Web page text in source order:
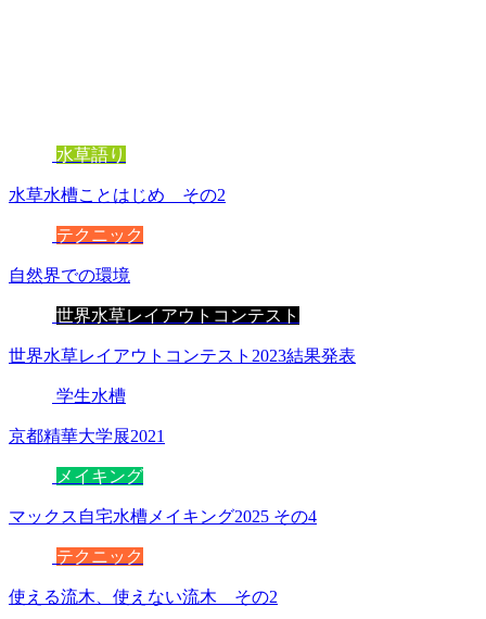
水草語り
水草水槽ことはじめ その2
テクニック
自然界での環境
世界水草レイアウトコンテスト
世界水草レイアウトコンテスト2023結果発表
学生水槽
京都精華大学展2021
メイキング
マックス自宅水槽メイキング2025 その4
テクニック
使える流木、使えない流木 その2